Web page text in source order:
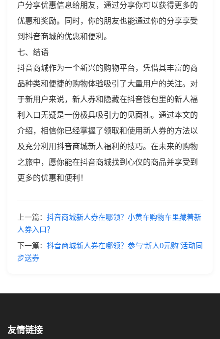
户分享优惠信息给朋友，通过分享你可以获得更多的
优惠和奖励。同时，你的朋友也能通过你的分享享受
到抖音商城的优惠和便利。
七、结语
抖音商城作为一个新兴的购物平台，凭借其丰富的商
品种类和便捷的购物体验吸引了大量用户的关注。对
于新用户来说，新人券和隐藏在抖音钱包里的新人福
利入口无疑是一份极具吸引力的见面礼。通过本文的
介绍，相信你已经掌握了领取和使用新人券的方法以
及充分利用抖音商城新人福利的技巧。在未来的购物
之旅中，愿你能在抖音商城找到心仪的商品并享受到
更多的优惠和便利！
上一篇： 抖音商城新人券在哪领？小黄车购物车里藏着新
人券入口？
下一篇： 抖音商城新人券在哪领？参与“新人0元购”活动同
步送券
友情链接